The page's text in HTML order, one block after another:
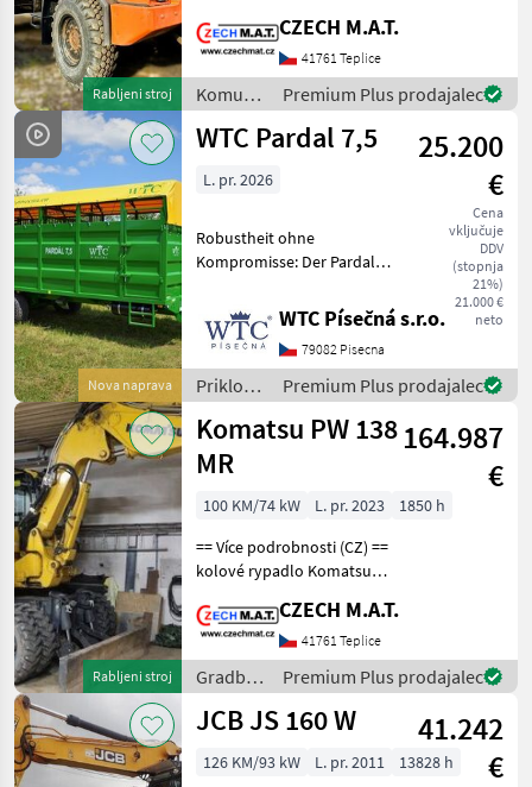
Rabljeni stroj
radlicí Unikátní nabídka
komunálního vozidla rok
výroby 2000 najeto 65 000
km motor Deutz BF6
CZECH M.A.T.
41761 Teplice
Komunalna
oprema
/
Premium Plus prodajalec
Nova naprava
WTC Pardal 7,5
25.200
€
Cena
vključuje
DDV
(stopnja
21%)
21.000 €
neto
L. pr. 2026
Robustheit ohne
Kompromisse: Der Pardal 7,
Qualitätshersteller WTC
Písečná ist speziell für den
intensiven Einsatz in der
Landwirtschaft konzipier
WTC Písečná s.r.o.
79082 Pisecna
Priklopniki
/ WTC
Premium Plus prodajalec
Rabljeni stroj
Komatsu PW 138
MR
164.987
€
100 KM/74 kW L. pr. 2023
1850 h
== Více podrobnosti (CZ) ==
kolové rypadlo Komatsu
kopání opěry rok 2023
najeto 1 850 mth motor 73
kW váha 14.5 t hydraulické
vývody obě řidit
CZECH M.A.T.
41761 Teplice
Gradbeni
stroji /
Komatsu
Premium Plus prodajalec
JCB JS 160 W
41.242
€
126 KM/93 kW L. pr. 2011 13828 h